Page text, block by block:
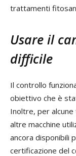
trattamenti
Usare il
difficile
Il controllo
obiettivo che è
Inoltre, per
altre macchine
ancora disponibili
certificazione del